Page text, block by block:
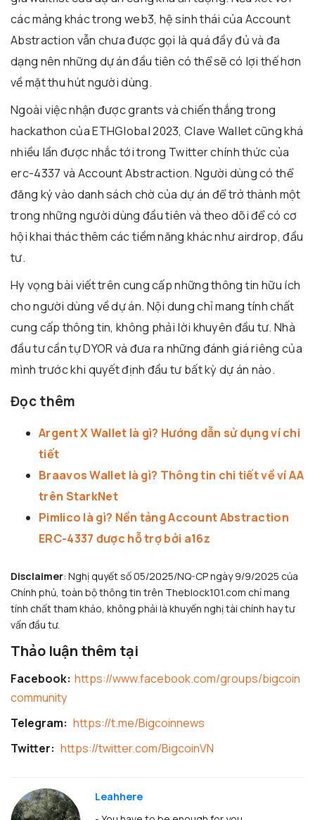
các mảng khác trong web3, hệ sinh thái của Account
Abstraction vẫn chưa được gọi là quá đầy đủ và đa
dạng nên những dự án đầu tiên có thể sẽ có lợi thế hơn
về mặt thu hút người dùng.
Ngoài việc nhận được grants và chiến thắng trong
hackathon của ETHGlobal 2023, Clave Wallet cũng khá
nhiều lần được nhắc tới trong Twitter chính thức của
erc-4337 và Account Abstraction. Người dùng có thể
đăng ký vào danh sách chờ của dự án để trở thành một
trong những người dùng đầu tiên và theo dõi để có cơ
hội khai thác thêm các tiềm năng khác như airdrop, đầu
tư.
Hy vọng bài viết trên cung cấp những thông tin hữu ích
cho người dùng về dự án. Nội dung chỉ mang tính chất
cung cấp thông tin, không phải lời khuyên đầu tư. Nhà
đầu tư cần tự DYOR và đưa ra những đánh giá riêng của
mình trước khi quyết định đầu tư bất kỳ dự án nào.
Đọc thêm
Argent X Wallet là gì? Hướng dẫn sử dụng ví chi
tiết
Braavos Wallet là gì? Thông tin chi tiết về ví AA
trên StarkNet
Pimlico là gì? Nền tảng Account Abstraction
ERC-4337 được hỗ trợ bởi a16z
Disclaimer: Nghị quyết số 05/2025/NQ-CP ngày 9/9/2025 của
Chính phủ, toàn bộ thông tin trên Theblock101.com chỉ mang
tính chất tham khảo, không phải là khuyến nghị tài chính hay tư
vấn đầu tư.
Thảo luận thêm tại
Facebook: https://www.facebook.com/groups/bigcoin
community
Telegram: https://t.me/Bigcoinnews
Twitter: https://twitter.com/BigcoinVN
Leahhere